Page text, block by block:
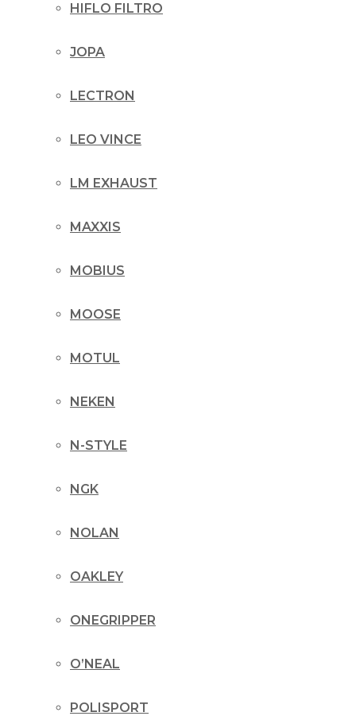
HIFLO FILTRO
JOPA
LECTRON
LEO VINCE
LM EXHAUST
MAXXIS
MOBIUS
MOOSE
MOTUL
NEKEN
N-STYLE
NGK
NOLAN
OAKLEY
ONEGRIPPER
O’NEAL
POLISPORT